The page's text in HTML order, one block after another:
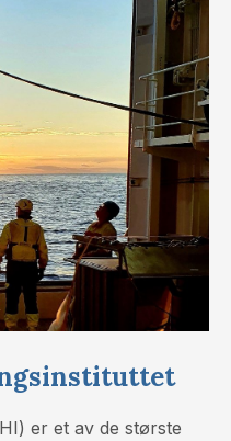
er et av de største